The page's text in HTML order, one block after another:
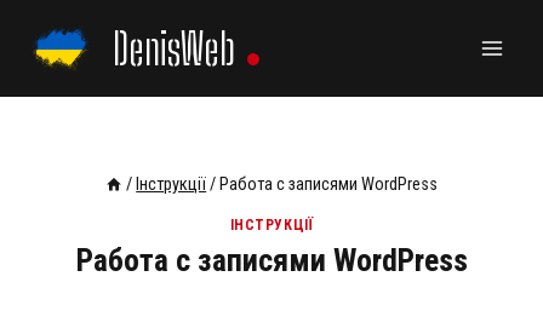
content
DenisWeb
/Інструкції /Работа с записями WordPress
ІНСТРУКЦІЇ
Работа с записями WordPress